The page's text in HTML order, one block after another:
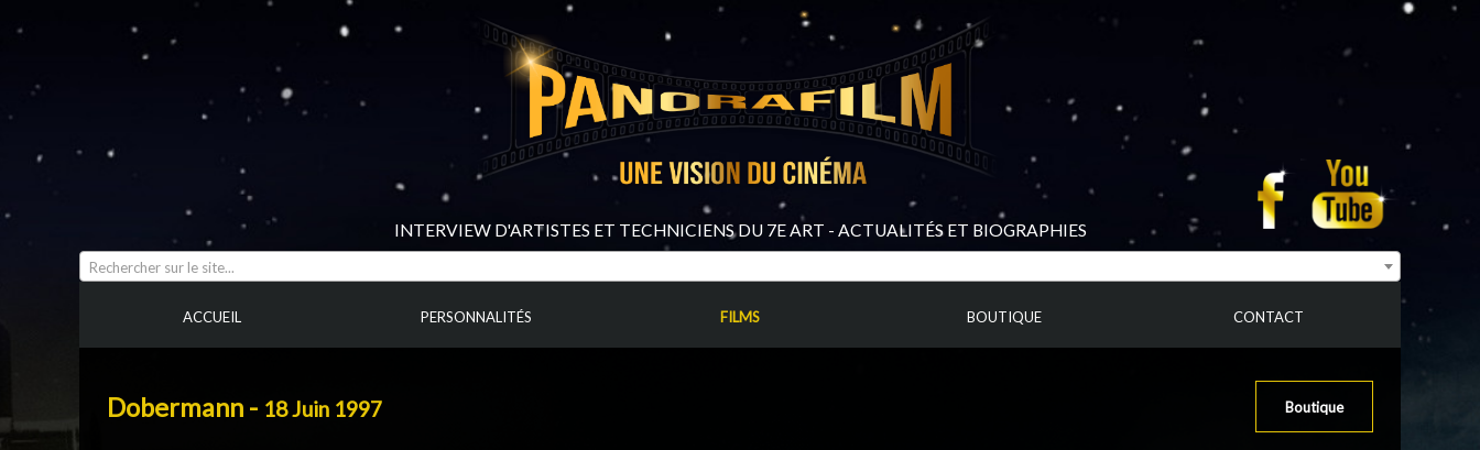
INTERVIEW D'ARTISTES ET TECHNICIENS DU 7E ART - ACTUALITÉS ET BIOGRAPHIES
Rechercher sur le site...
ACCUEIL PERSONNALITÉS FILMS BOUTIQUE CONTACT
Dobermann - 18 Juin 1997 Boutique